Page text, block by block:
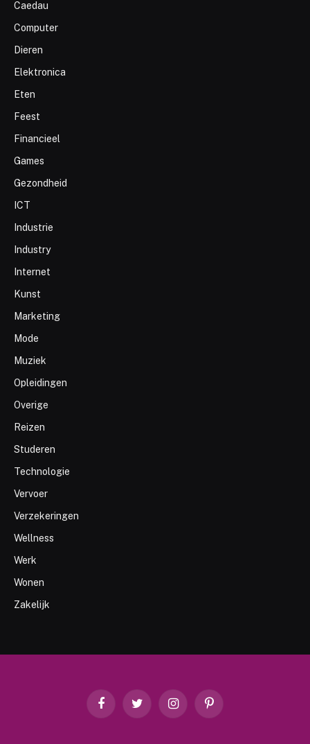
Caedau
Computer
Dieren
Elektronica
Eten
Feest
Financieel
Games
Gezondheid
ICT
Industrie
Industry
Internet
Kunst
Marketing
Mode
Muziek
Opleidingen
Overige
Reizen
Studeren
Technologie
Vervoer
Verzekeringen
Wellness
Werk
Wonen
Zakelijk
FacebookTwitter InstagramPinterest